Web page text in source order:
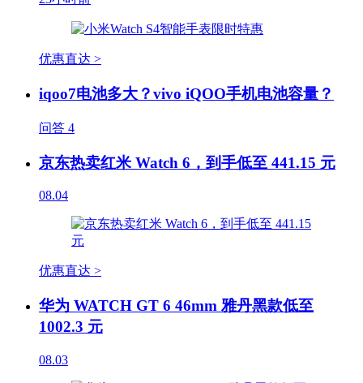
优惠直达 >
iqoo7电池多大？vivo iQOO手机电池容量？
问答 4
京东热卖红米 Watch 6，到手低至 441.15 元
08.04
优惠直达 >
华为 WATCH GT 6 46mm 雅丹黑款低至
1002.3 元
08.03